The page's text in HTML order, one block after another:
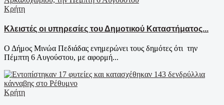
Κρήτη
Κλειστές οι υπηρεσίες του Δημοτικού Καταστήματος...
Ο Δήμος Μινώα Πεδιάδας ενημερώνει τους δημότες ότι την
Πέμπτη 6 Αυγούστου, με αφορμή...
Κρήτη